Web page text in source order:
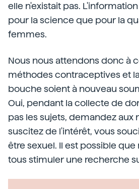
elle n'existait pas.
pour la science que pour la
femmes.
Nous nous attendons donc à
méthodes contraceptives et
bouche soient à nouveau
Oui, pendant la collecte de
pas les sujets, demandez aux
suscitez de l'intérêt, vous
être sexuel. Il est possible que
tous stimuler une recherche